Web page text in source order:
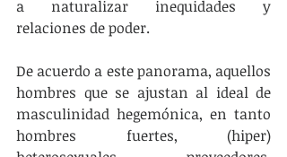
a naturalizar inequidades y
relaciones de poder.
De acuerdo a este panorama, aquellos
hombres que se ajustan al ideal de
masculinidad hegemónica, en tanto
hombres fuertes, (hiper)